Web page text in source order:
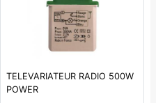
TELEVARIATEUR RADIO 500W
POWER